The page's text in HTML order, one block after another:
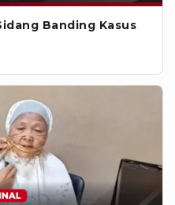
Banding Kasus